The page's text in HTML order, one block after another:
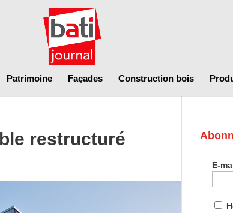
Patrimoine Façades Construction bois
restructuré
E-